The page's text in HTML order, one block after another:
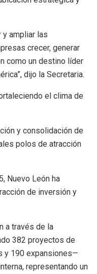
y ampliar las
crecer, generar
como un destino líder
dijo la Secretaria.
el clima de
y consolidación de
polos de atracción
Nuevo León ha
de inversión y
a través de la
382 proyectos de
y 190 expansiones—
representando un